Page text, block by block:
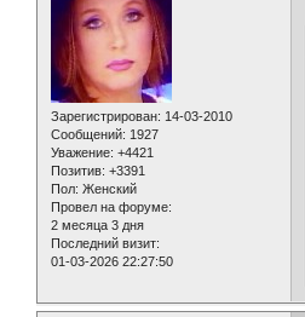
Зарегистрирован: 14-03-2010
Сообщений: 1927
Уважение: +4421
Позитив: +3391
Пол: Женский
Провел на форуме:
2 месяца 3 дня
Последний визит:
01-03-2026 22:27:50